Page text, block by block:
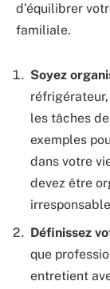
d’équilibrer
familiale.
Soyez
réfrigérateur,
les tâches
exemples
dans votre
devez être
Définissez
que
entretient